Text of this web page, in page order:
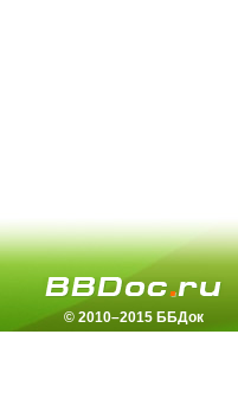
© 2010–2015 ББДок